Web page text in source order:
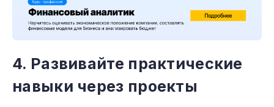
4. Развивайте практические
навыки через проекты